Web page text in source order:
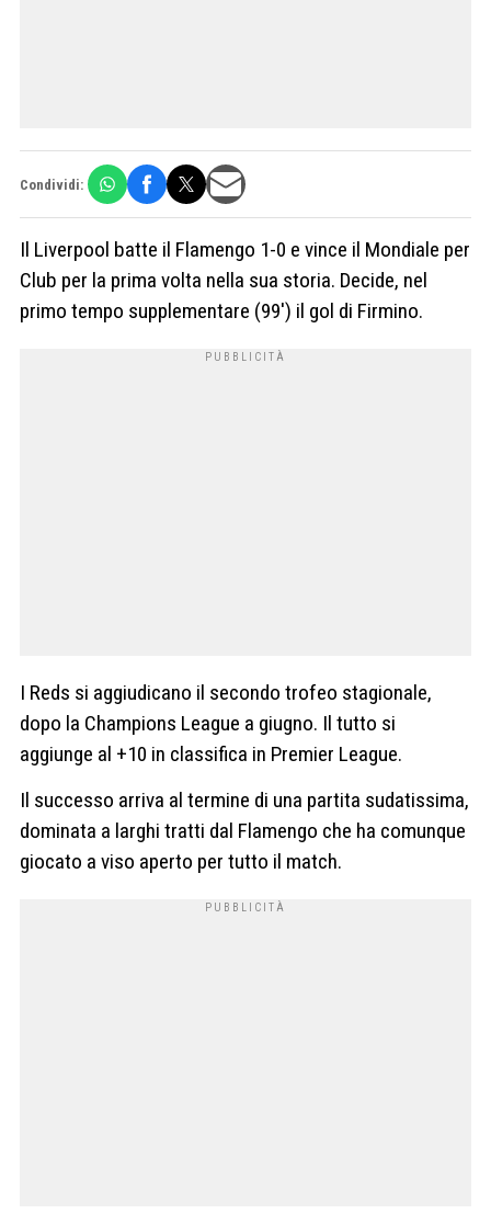
Condividi:
Il Liverpool batte il Flamengo 1-0 e vince il Mondiale per
Club per la prima volta nella sua storia. Decide, nel
primo tempo supplementare (99′) il gol di Firmino.
I Reds si aggiudicano il secondo trofeo stagionale,
dopo la Champions League a giugno. Il tutto si
aggiunge al +10 in classifica in Premier League.
Il successo arriva al termine di una partita sudatissima,
dominata a larghi tratti dal Flamengo che ha comunque
giocato a viso aperto per tutto il match.